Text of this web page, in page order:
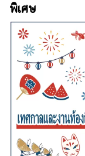
วัฒ
ศักดิ์
ปร
เช่
วากุ
โอ
บริเ
นิยม
ฤดูก
ซากุ
เซ็น
สมุน
สาม
พิเศษ